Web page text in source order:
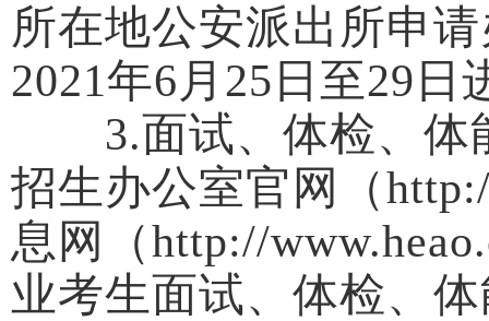
所在地公安派出所申
2021年6月25日至29
3.面试、体检、体
招生办公室官网（
息网（http://
业考生面试、体检、